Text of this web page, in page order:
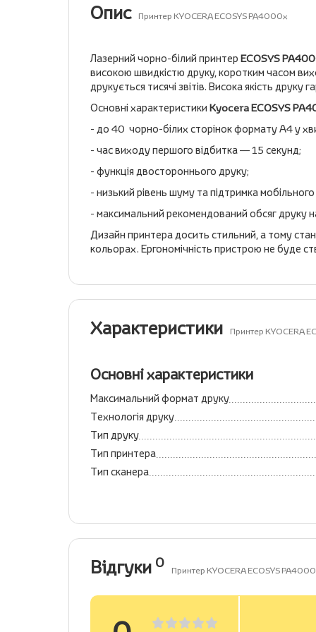
Опис Принтер KYOCERA ECOSYS PA4000x
Лазерний чорно-білий принтер ECOSYS
високою швидкістю друку, коротким часом
друкується тисячі звітів. Висока якість друку
Основні характеристики Kyocera ECOSYS
- до 40 чорно-білих сторінок формату А4 у
- час виходу першого відбитка — 15 секунд;
- функція двостороннього друку;
- низький рівень шуму та підтримка
- максимальний рекомендований обсяг друку
Дизайн принтера досить стильний, а тому
кольорах. Ергономічність пристрою не буде
Характеристики Принтер KYOCERA
Основні характеристики
Максимальний формат друку
Технологія друку
Тип друку
Тип принтера
Тип сканера
Відгуки 0 Принтер KYOCERA ECOSYS